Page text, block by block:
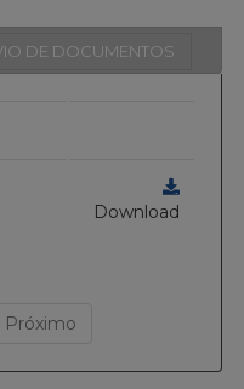
DE DOCUMENTOS
Download
Próximo